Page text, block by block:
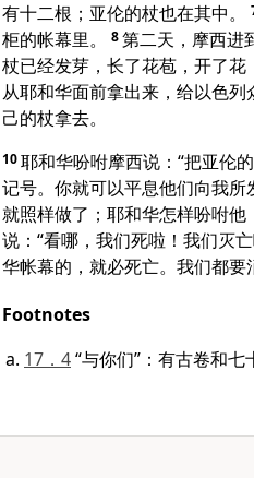
有十二根； 亚伦的杖也在其中。
柜的帐幕里。
8第二天， 摩西进
杖已经发芽，长了花苞，开了花
从耶和华面前拿出来，给以色列
己的杖拿去。
10耶和华吩咐摩西说：“把亚伦
记号。你就可以平息他们向我
就照样做了；耶和华怎样吩咐他
说：“看哪，我们死啦！我们灭
华帐幕的，就必死亡。我们都要
Footnotes
17．4“与你们”：有古卷和七